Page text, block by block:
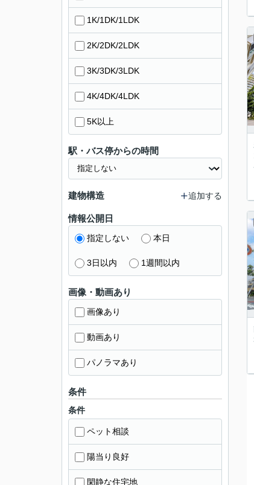
1K/1DK/1LDK
2K/2DK/2LDK
3K/3DK/3LDK
4K/4DK/4LDK
5K以上
駅・バス停からの時間
建物構造 追加する
情報公開日
指定しない 本日
3日以内 1週間以内
画像・動画あり
画像あり
動画あり
パノラマあり
条件
条件
ペット相談
陽当り良好
閑静な住宅地